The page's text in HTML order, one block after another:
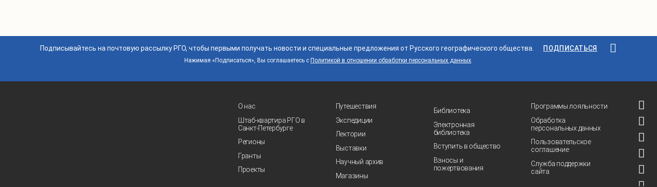
Подписывайтесь на почтовую рассылку РГО, чтобы первыми получать новости и специальные предложения от Русского географического общества. ПОДПИСАТЬСЯ
Нажимая «Подписаться», Вы соглашаетесь с Политикой в отношении обработки персональных данных.
О нас
Штаб-квартира РГО в
Санкт‑Петербурге
Регионы
Гранты
Проекты
Путешествия
Экспедиции
Лектории
Выставки
Научный архив
Магазины
Библиотека
Электронная
библиотека
Вступить в общество
Взносы и
пожертвования
Программы лояльности
Обработка
персональных данных
Пользовательское
соглашение
Служба поддержки
сайта